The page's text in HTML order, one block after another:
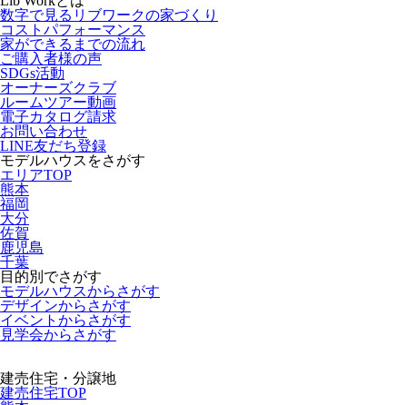
数字で見るリブワークの家づくり
コストパフォーマンス
家ができるまでの流れ
ご購入者様の声
SDGs活動
オーナーズクラブ
ルームツアー動画
電子カタログ請求
お問い合わせ
LINE友だち登録
モデルハウスをさがす
エリアTOP
熊本
福岡
大分
佐賀
鹿児島
千葉
目的別でさがす
モデルハウスからさがす
デザインからさがす
イベントからさがす
見学会からさがす
建売住宅・分譲地
建売住宅TOP